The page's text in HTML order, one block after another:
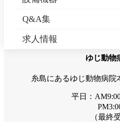
Q&A集
求人情報
ゆじ動物
糸島にあるゆじ動物病院
平日：
PM3:00
（最終受